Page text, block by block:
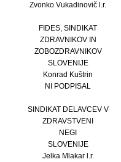
Zvonko Vukadinovič l.r.
FIDES, SINDIKAT
ZDRAVNIKOV IN
ZOBOZDRAVNIKOV
SLOVENIJE
Konrad Kuštrin
NI PODPISAL
SINDIKAT DELAVCEV V
ZDRAVSTVENI
NEGI
SLOVENIJE
Jelka Mlakar l.r.